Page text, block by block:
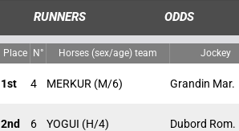
RUNNERS ODDS
Place N° Horses (sex/age) team Jockey
1st 4 MERKUR (M/6) Grandin Mar.
2nd 6 YOGUI (H/4) Dubord Rom.